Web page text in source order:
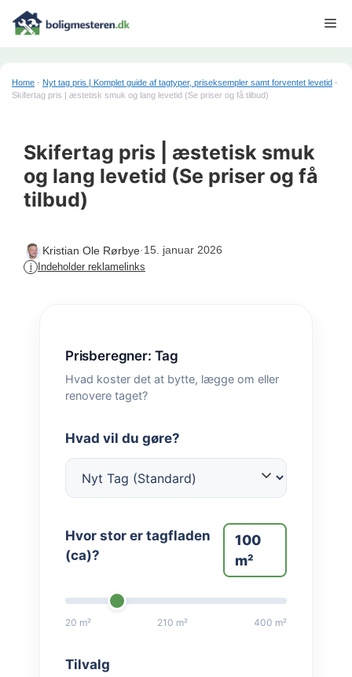
Home - Nyt tag pris | Komplet guide af tagtyper, priseksempler samt forventet levetid -
Skifertag pris | æstetisk smuk og lang levetid (Se priser og få tilbud)
Skifertag pris | æstetisk smuk
og lang levetid (Se priser og få
tilbud)
Kristian Ole Rørbye·15. januar 2026
i Indeholder reklamelinks
Prisberegner: Tag
Hvad koster det at bytte, lægge om eller
renovere taget?
Hvad vil du gøre?
Hvor stor er tagfladen
(ca)?
100
m²
20 m² 210 m² 400 m²
Tilvalg